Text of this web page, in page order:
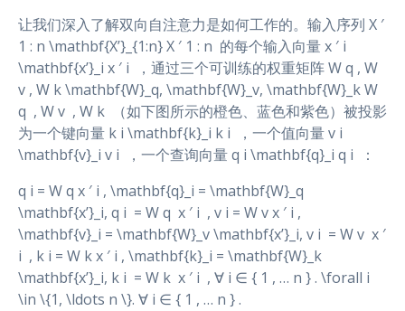
让我们深入了解双向自注意力是如何工作的。输入序列 X ′
1 : n \mathbf{X’}_{1:n} X ′ 1 : n ​ 的每个输入向量 x ′ i
\mathbf{x’}_i x ′ i ​ ，通过三个可训练的权重矩阵 W q , W
v , W k \mathbf{W}_q, \mathbf{W}_v, \mathbf{W}_k W
q ​ , W v ​ , W k ​ （如下图所示的橙色、蓝色和紫色）被投影
为一个键向量 k i \mathbf{k}_i k i ​ ，一个值向量 v i
\mathbf{v}_i v i ​ ，一个查询向量 q i \mathbf{q}_i q i ​ ：
q i = W q x ′ i , \mathbf{q}_i = \mathbf{W}_q
\mathbf{x’}_i, q i ​ = W q ​ x ′ i ​ , v i = W v x ′ i ,
\mathbf{v}_i = \mathbf{W}_v \mathbf{x’}_i, v i ​ = W v ​ x ′
i ​ , k i = W k x ′ i , \mathbf{k}_i = \mathbf{W}_k
\mathbf{x’}_i, k i ​ = W k ​ x ′ i ​ , ∀ i ∈ { 1 , … n } . \forall i
\in \{1, \ldots n \}. ∀ i ∈ { 1 , … n } .